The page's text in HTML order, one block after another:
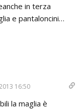
in terza
e pantaloncini…
16:50
la maglia è